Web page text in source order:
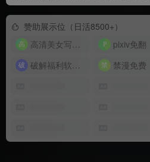
赞助展示位（日活8500+）
高清美女写真图片大全
pixiv免翻
破解福利软件搜索引擎
禁漫免费